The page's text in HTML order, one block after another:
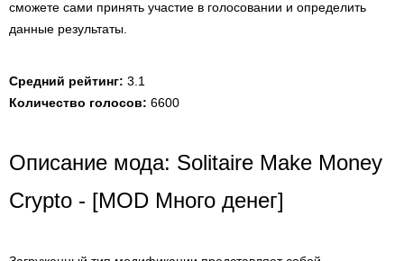
сможете сами принять участие в голосовании и определить
данные результаты.
Средний рейтинг: 3.1
Количество голосов: 6600
Описание мода: Solitaire Make Money
Crypto - [MOD Много денег]